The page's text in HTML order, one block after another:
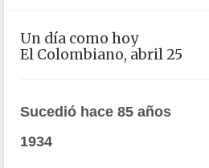
Un día como hoy
El Colombiano, abril 25
Sucedió hace 85 años
1934